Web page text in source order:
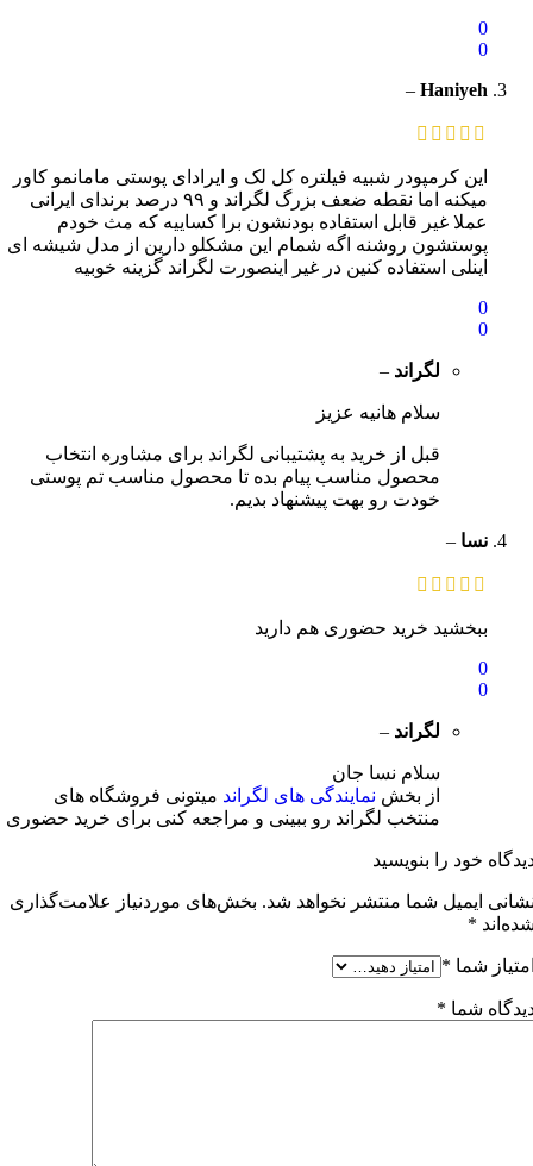
0
0
Haniyeh
–
این کرمپودر شبیه فیلتره کل لک و ایرادای پوستی مامانمو کاور
میکنه اما نقطه ضعف بزرگ لگراند و ۹۹ درصد برندای ایرانی
عملا غیر قابل استفاده بودنشون برا کساییه که مث خودم
پوستشون روشنه اگه شمام این مشکلو دارین از مدل شیشه ای
اینلی استفاده کنین در غیر اینصورت لگراند گزینه خوبیه
0
0
لگراند –
سلام هانیه عزیز
قبل از خرید به پشتیبانی لگراند برای مشاوره انتخاب
محصول مناسب پیام بده تا محصول مناسب تم پوستی
خودت رو بهت پیشنهاد بدیم.
نسا –
ببخشید خرید حضوری هم دارید
0
0
لگراند –
سلام نسا جان
از بخش نمایندگی های لگراند میتونی فروشگاه های
منتخب لگراند رو ببینی و مراجعه کنی برای خرید حضوری
خود را بنویسید
ایمیل شما منتشر نخواهد شد. بخش‌های موردنیاز علامت‌گذاری
*
شما *
شما *